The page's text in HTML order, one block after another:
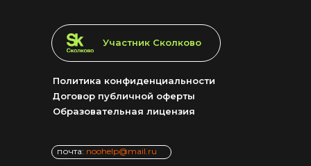
почта: noohelp@mail.ru
Образовательная лицензия
Договор публичной оферты
Политика конфиденциальности
Участник Сколково
LET'S GO!